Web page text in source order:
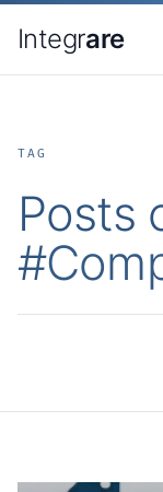
Integrare
TAG
Posts
#